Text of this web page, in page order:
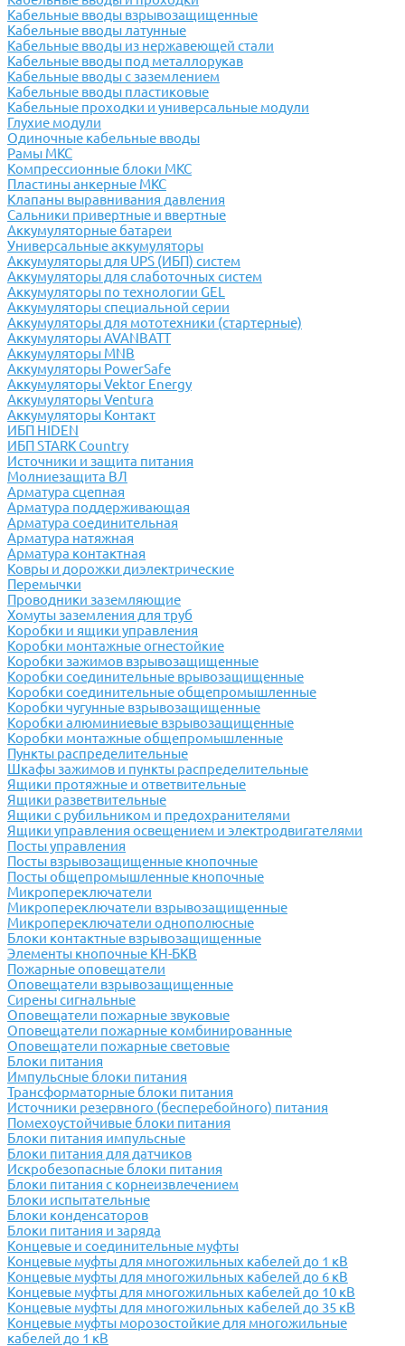
Кабельные вводы взрывозащищенные
Кабельные вводы латунные
Кабельные вводы из нержавеющей стали
Кабельные вводы под металлорукав
Кабельные вводы с заземлением
Кабельные вводы пластиковые
Кабельные проходки и универсальные модули
Глухие модули
Одиночные кабельные вводы
Рамы МКС
Компрессионные блоки МКС
Пластины анкерные МКС
Клапаны выравнивания давления
Сальники привертные и ввертные
Аккумуляторные батареи
Универсальные аккумуляторы
Аккумуляторы для UPS (ИБП) систем
Аккумуляторы для слаботочных систем
Аккумуляторы по технологии GEL
Аккумуляторы специальной серии
Аккумуляторы для мототехники (стартерные)
Аккумуляторы AVANBATT
Аккумуляторы MNB
Аккумуляторы PowerSafe
Аккумуляторы Vektor Energy
Аккумуляторы Ventura
Аккумуляторы Контакт
ИБП HIDEN
ИБП STARK Country
Источники и защита питания
Молниезащита ВЛ
Арматура сцепная
Арматура поддерживающая
Арматура соединительная
Арматура натяжная
Арматура контактная
Ковры и дорожки диэлектрические
Перемычки
Проводники заземляющие
Хомуты заземления для труб
Коробки и ящики управления
Коробки монтажные огнестойкие
Коробки зажимов взрывозащищенные
Коробки соединительные врывозащищенные
Коробки соединительные общепромышленные
Коробки чугунные взрывозащищенные
Коробки алюминиевые взрывозащищенные
Коробки монтажные общепромышленные
Пункты распределительные
Шкафы зажимов и пункты распределительные
Ящики протяжные и ответвительные
Ящики разветвительные
Ящики с рубильником и предохранителями
Ящики управления освещением и электродвигателями
Посты управления
Посты взрывозащищенные кнопочные
Посты общепромышленные кнопочные
Микропереключатели
Микропереключатели взрывозащищенные
Микропереключатели однополюсные
Блоки контактные взрывозащищенные
Элементы кнопочные КН-БКВ
Пожарные оповещатели
Оповещатели взрывозащищенные
Сирены сигнальные
Оповещатели пожарные звуковые
Оповещатели пожарные комбинированные
Оповещатели пожарные световые
Блоки питания
Импульсные блоки питания
Трансформаторные блоки питания
Источники резервного (бесперебойного) питания
Помехоустойчивые блоки питания
Блоки питания импульсные
Блоки питания для датчиков
Искробезопасные блоки питания
Блоки питания с корнеизвлечением
Блоки испытательные
Блоки конденсаторов
Блоки питания и заряда
Концевые и соединительные муфты
Концевые муфты для многожильных кабелей до 1 кВ
Концевые муфты для многожильных кабелей до 6 кВ
Концевые муфты для многожильных кабелей до 10 кВ
Концевые муфты для многожильных кабелей до 35 кВ
Концевые муфты морозостойкие для многожильные
кабелей до 1 кВ